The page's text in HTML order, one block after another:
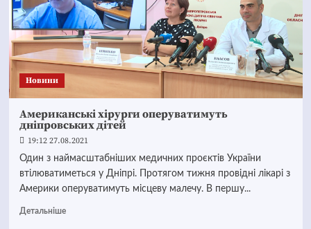
Новини
Американські хірурги оперуватимуть
дніпровських дітей
19:12 27.08.2021
Один з наймасштабніших медичних проєктів України
втілюватиметься у Дніпрі. Протягом тижня провідні лікарі з
Америки оперуватимуть місцеву малечу. В першу...
Детальніше